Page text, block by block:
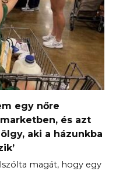
egy nőre
és azt
aki a házunkba
magát, hogy egy